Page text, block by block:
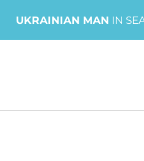
UKRAINIAN MAN IN